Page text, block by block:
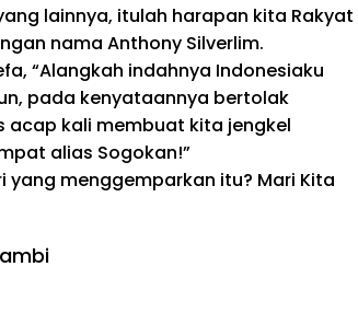
lainnya, itulah harapan kita Rakyat
nama Anthony Silverlim.
“Alangkah indahnya Indonesiaku
pada kenyataannya bertolak
acap kali membuat kita jengkel
alias Sogokan!”
yang menggemparkan itu? Mari Kita